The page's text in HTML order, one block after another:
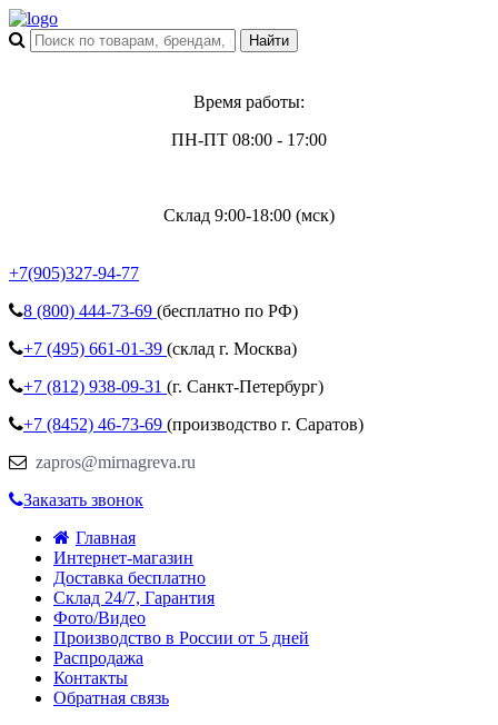
Время работы:
ПН-ПТ 08:00 - 17:00
Склад 9:00-18:00 (мск)
+7(905)327-94-77
8 (800) 444-73-69 (бесплатно по РФ)
+7 (495) 661-01-39 (склад г. Москва)
+7 (812) 938-09-31 (г. Санкт-Петербург)
+7 (8452) 46-73-69 (производство г. Саратов)
zapros@mirnagreva.ru
Заказать звонок
Главная
Интернет-магазин
Доставка бесплатно
Склад 24/7, Гарантия
Фото/Видео
Производство в России от 5 дней
Распродажа
Контакты
Обратная связь